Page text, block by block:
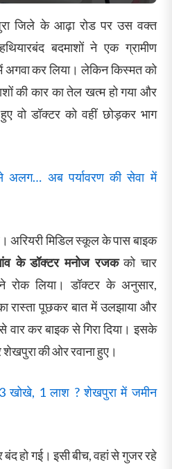
जिले के आढ़ा रोड पर उस वक्त
बदमाशों ने एक ग्रामीण
अगवा कर लिया। लेकिन किस्मत को
की कार का तेल खत्म हो गया और
वो डॉक्टर को वहीं छोड़कर भाग
अलग… अब पर्यावरण की सेवा में
अरियरी मिडिल स्कूल के पास बाइक
के डॉक्टर मनोज रजकको चार
रोक लिया। डॉक्टर के अनुसार,
रास्ता पूछकर बात में उलझाया और
वार कर बाइक से गिरा दिया। इसके
की ओर रवाना हुए।
खोखे, 1 लाश ? शेखपुरा में जमीन
हो गई। इसी बीच, वहां से गुजर रहे